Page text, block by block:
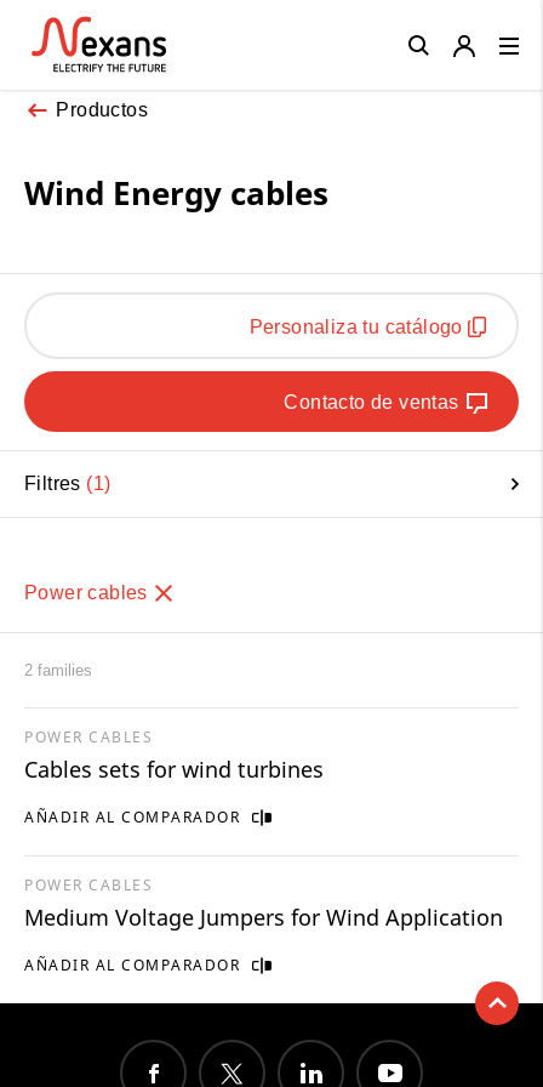
Productos
Wind Energy cables
Personaliza tu catálogo
Contacto de ventas
Filtres 1
Power cables
2 families
AÑADIR AL COMPARADOR
POWER CABLES
Cables sets for wind turbines
AÑADIR AL COMPARADOR
POWER CABLES
Medium Voltage Jumpers for Wind Application
Close